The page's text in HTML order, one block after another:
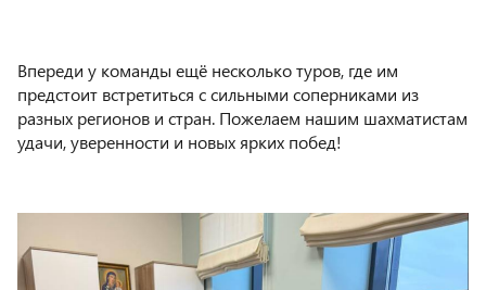
Впереди у команды ещё несколько туров, где им
предстоит встретиться с сильными соперниками из
разных регионов и стран. Пожелаем нашим шахматистам
удачи, уверенности и новых ярких побед!